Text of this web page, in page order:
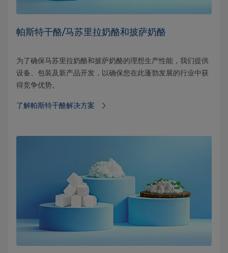
帕斯特干酪/马苏里拉奶酪和披萨奶酪
为了确保马苏里拉奶酪和披萨奶酪的理想生产性能，我们提供
设备、包装及新产品开发，以确保您在此蓬勃发展的行业中获
得竞争优势。
了解帕斯特干酪解决方案